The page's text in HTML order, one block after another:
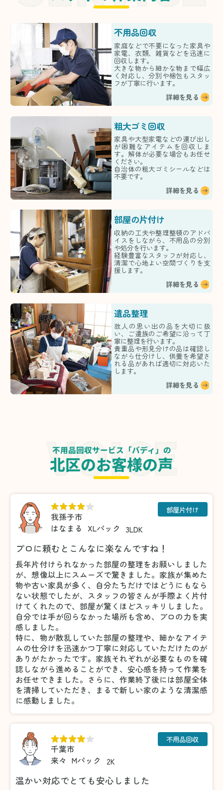
不用品回収
家庭などで不要になった家具や
家電、衣類、雑貨などを迅速に
回収します。
大きな物から細かな物まで幅広
く対応し、分別や梱包もスタッ
フが丁寧に行います。
詳細を見る
粗大ゴミ回収
家具や大型家電などの運び出し
が困難なアイテムを回収しま
す。解体が必要な場合もお任せ
ください。
自治体の粗大ゴミシールなどは
不要です。
詳細を見る
部屋の片付け
収納の工夫や整理整頓のアドバ
イスをしながら、不用品の分別
や処分を行います。
経験豊富なスタッフが対応し、
清潔で心地よい空間づくりを支
援します。
詳細を見る
遺品整理
故人の思い出の品を大切に扱
い、ご遺族のご希望に沿って丁
寧に整理を行います。
貴重品や形見分けの品は確認し
ながら仕分けし、供養を希望さ
れる品があれば適切に対応いた
します。
詳細を見る
不用品回収サービス「バディ」の
北区のお客様の声
我孫子市
はなまる
XLパック 3LDK
部屋片付け
プロに頼むとこんなに楽なんですね！
長年片付けられなかった部屋の整理をお願いしました
が、想像以上にスムーズで驚きました。家族が集めた
物や古い家具が多く、自分たちだけではどうにもなら
ない状態でしたが、スタッフの皆さんが手際よく片付
けてくれたので、部屋が驚くほどスッキリしました。
自分では手が回らなかった場所も含め、プロの力を実
感しました。
特に、物が散乱していた部屋の整理や、細かなアイテ
ムの仕分けを迅速かつ丁寧に対応していただけたのが
ありがたかったです。家族それぞれが必要なものを確
認しながら進めることができ、安心感を持って作業を
お任せできました。さらに、作業終了後には部屋全体
を清掃していただき、まるで新しい家のような清潔感
に感動しました。
千葉市
来々 Mパック 2K
不用品回収
温かい対応でとても安心しました